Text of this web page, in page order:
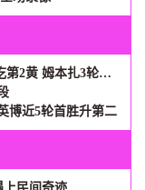
三连胜！铁人3-2海港 热菲尼奥绝杀+脱衣吃第2黄 姆本扎3轮轰6球
博近5轮首胜升第二